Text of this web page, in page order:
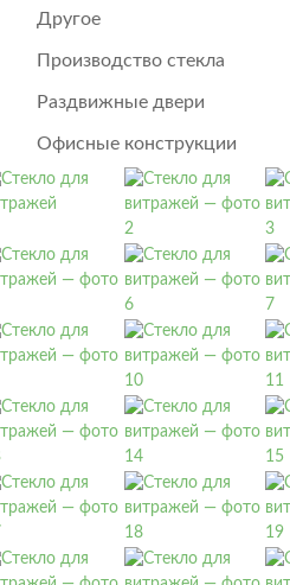
Другое
Производство стекла
Раздвижные двери
Офисные конструкции